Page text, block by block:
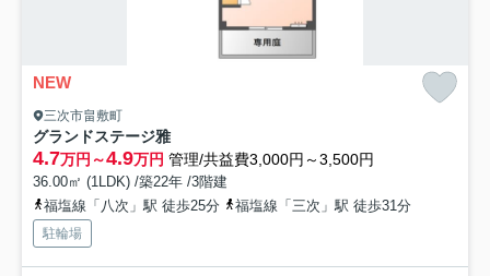
NEW
三次市畠敷町
グランドステージ雅
4.7万円～4.9万円 管理/共益費3,000円～3,500円
36.00㎡ (1LDK) /築22年 /3階建
福塩線「八次」駅 徒歩25分
福塩線「三次」駅 徒歩31分
駐輪場